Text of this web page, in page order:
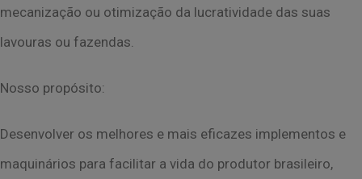
mecanização ou otimização da lucratividade das suas
lavouras ou fazendas.
Nosso propósito:
Desenvolver os melhores e mais eficazes implementos e
maquinários para facilitar a vida do produtor brasileiro,